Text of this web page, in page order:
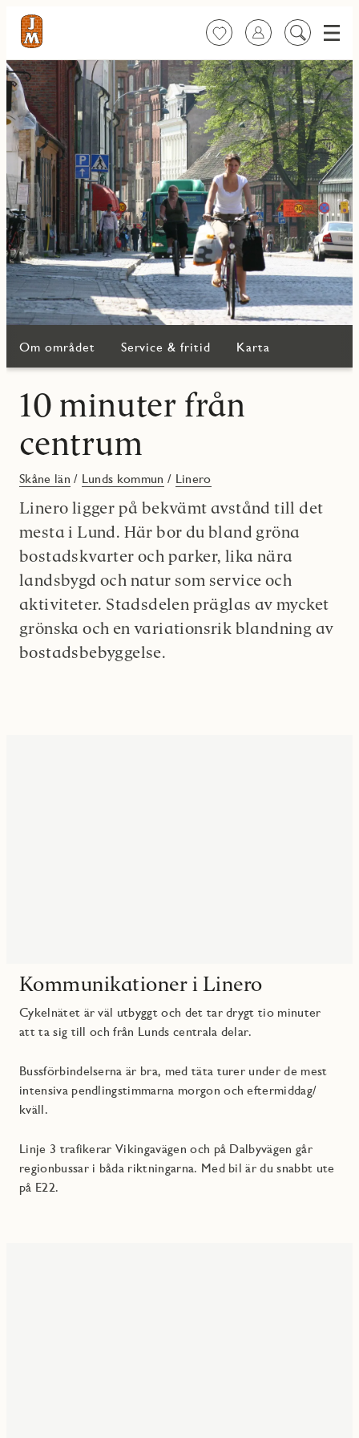
FavoriterLogga in
Sök
innehåll
Meny
Om området Service & fritid Karta
10 minuter från
centrum
Skåne län / Lunds kommun / Linero
Linero ligger på bekvämt avstånd till det
mesta i Lund. Här bor du bland gröna
bostadskvarter och parker, lika nära
landsbygd och natur som service och
aktiviteter. Stadsdelen präglas av mycket
grönska och en variationsrik blandning av
bostadsbebyggelse.
Kommunikationer i Linero
Cykelnätet är väl utbyggt och det tar drygt tio minuter
att ta sig till och från Lunds centrala delar.
Bussförbindelserna är bra, med täta turer under de mest
intensiva pendlingstimmarna morgon och eftermiddag/
kväll.
Linje 3 trafikerar Vikingavägen och på Dalbyvägen går
regionbussar i båda riktningarna. Med bil är du snabbt ute
på E22.